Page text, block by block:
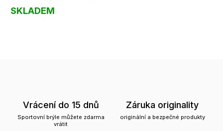
SKLADEM
Vrácení do 15 dnů
Sportovní brýle můžete zdarma
vrátit
Záruka originality
originální a bezpečné produkty